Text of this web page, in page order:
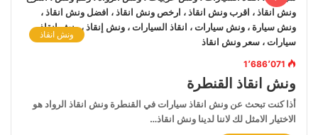
ونش انقاذ
1٬686٬071
ونش انقاذ القنطرة
أذا كنت تبحث عن ونش انقاذ سيارات في القنطرة ونش انقاذ الرواد هو
الاختيار الامثل لك لاننا لدينا ونش انقاذ…